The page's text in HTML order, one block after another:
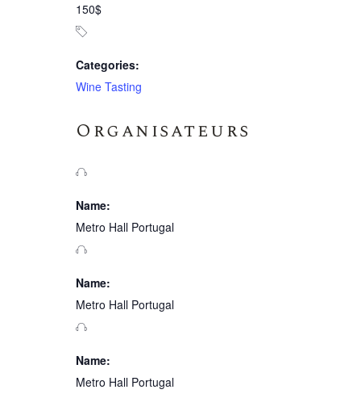
150$
Categories:
Wine Tasting
Organisateurs
Name:
Metro Hall Portugal
Name:
Metro Hall Portugal
Name:
Metro Hall Portugal